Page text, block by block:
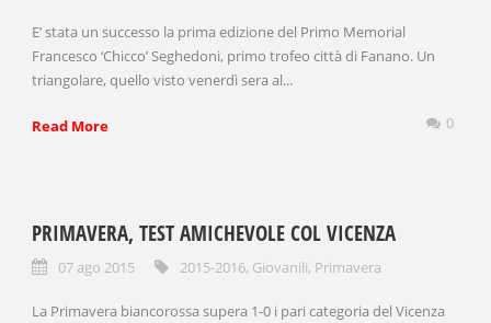
E’ stata un successo la prima edizione del Primo Memorial
Francesco ‘Chicco’ Seghedoni, primo trofeo città di Fanano. Un
triangolare, quello visto venerdì sera al...
Read More 0
PRIMAVERA, TEST AMICHEVOLE COL VICENZA
07 ago 2015 2015-2016, Giovanili, Primavera
La Primavera biancorossa supera 1-0 i pari categoria del Vicenza